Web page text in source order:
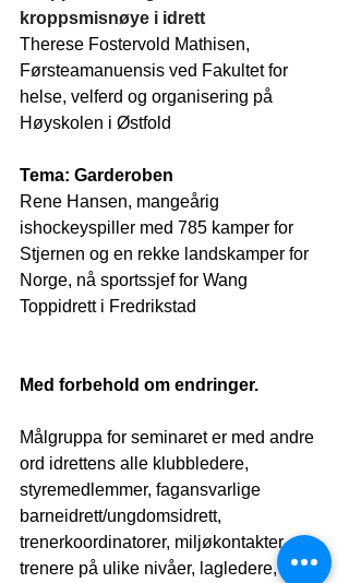
kroppsmisnøye i idrett
Therese Fostervold Mathisen,
Førsteamanuensis ved Fakultet for
helse, velferd og organisering på
Høyskolen i Østfold
Tema: Garderoben
Rene Hansen, mangeårig
ishockeyspiller med 785 kamper for
Stjernen og en rekke landskamper for
Norge, nå sportssjef for Wang
Toppidrett i Fredrikstad
Med forbehold om endringer.
Målgruppa for seminaret er med andre
ord idrettens alle klubbledere,
styremedlemmer, fagansvarlige
barneidrett/ungdomsidrett,
trenerkoordinatorer, miljøkontakter,
trenere på ulike nivåer, lagledere,